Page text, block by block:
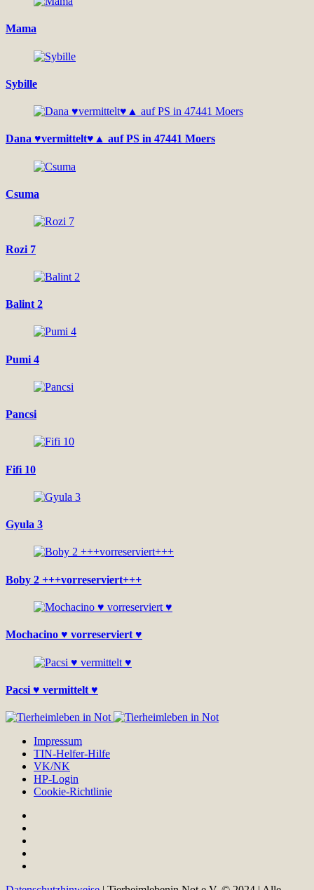
Mama
Sybille
Dana ♥vermittelt♥▲ auf PS in 47441 Moers
Csuma
Rozi 7
Balint 2
Pumi 4
Pancsi
Fifi 10
Gyula 3
Boby 2 +++vorreserviert+++
Mochacino ♥ vorreserviert ♥
Pacsi ♥ vermittelt ♥
Impressum
TIN-Helfer-Hilfe
VK/NK
HP-Login
Cookie-Richtlinie